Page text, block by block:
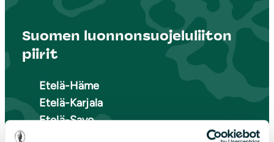
Suomen luonnonsuojeluliiton
piirit
Etelä-Häme
Etelä-Karjala
Etelä-Savo